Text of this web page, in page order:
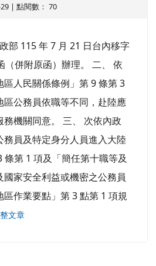
| 點閱數： 70
部 115 年 7 月 21 日台內移字
（併附原函）辦理。 二、 依
區人民關係條例」第 9 條第 3
區公務員依職等不同，赴陸應
機關同意。 三、 次依內政
員及特定身分人員進入大陸
第 1 項及「簡任第十職等及
家安全利益或機密之公務員
作業要點」第 3 點第 1 項規
文章